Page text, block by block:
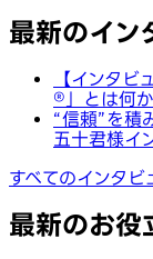
最新のイン
【インタ
®︎」とは何
“信頼”を積
五十君様イ
すべてのインタビ
最新のお役